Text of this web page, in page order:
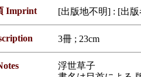
Imprint [出版地不明] : [出
3冊 ; 23cm
浮世草子